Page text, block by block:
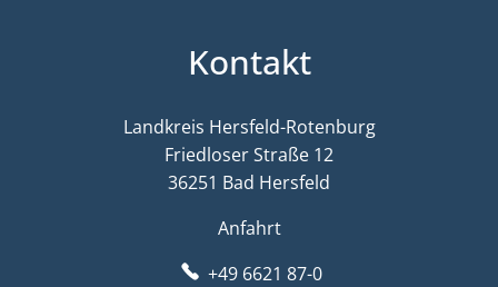
Kontakt
Landkreis Hersfeld-Rotenburg
Friedloser Straße 12
36251 Bad Hersfeld
Anfahrt
+49 6621 87-0